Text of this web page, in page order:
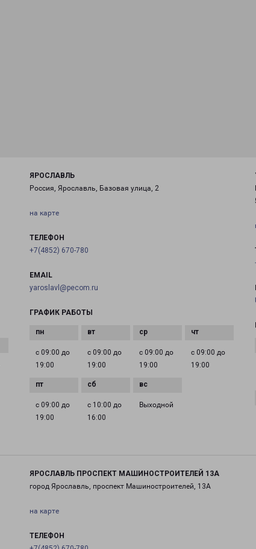
ЯРОСЛАВЛЬ
Россия, Ярославль, Базовая улица, 2
на карте
ТЕЛЕФОН
+7(4852) 670-780
EMAIL
yaroslavl@pecom.ru
ГРАФИК РАБОТЫ
с 09:00 до
19:00
с 09:00 до
19:00
с 09:00 до
19:00
с 09:00 до
19:00
с 09:00 до
19:00
с 10:00 до
16:00
Выходной
ЯРОСЛАВЛЬ ПРОСПЕКТ МАШИНОСТРОИТЕЛЕЙ 13А
город Ярославль, проспект Машиностроителей, 13А
на карте
ТЕЛЕФОН